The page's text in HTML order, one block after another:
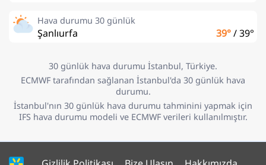
Hava durumu 30 günlük
Şanlıurfa 39°/39°
30 günlük hava durumu İstanbul, Türkiye.
ECMWF tarafından sağlanan İstanbul'da 30 günlük hava
durumu.
İstanbul'nın 30 günlük hava durumu tahminini yapmak için
IFS hava durumu modeli ve ECMWF verileri kullanılmıştır.